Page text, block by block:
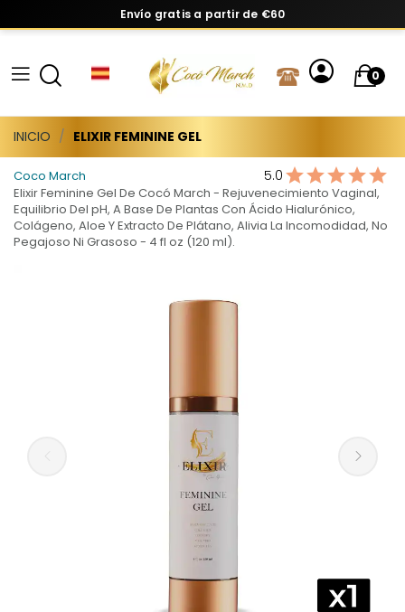
Envío gratis a partir de €60
0
INICIO ELIXIR FEMININE GEL
Coco March 5.0
Elixir Feminine Gel De Cocó March - Rejuvenecimiento Vaginal,
Equilibrio Del pH, A Base De Plantas Con Ácido Hialurónico,
Colágeno, Aloe Y Extracto De Plátano, Alivia La Incomodidad, No
Pegajoso Ni Grasoso - 4 fl oz (120 ml).